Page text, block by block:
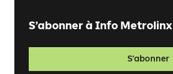
S’abonner à Info Metrolinx
S’abonner